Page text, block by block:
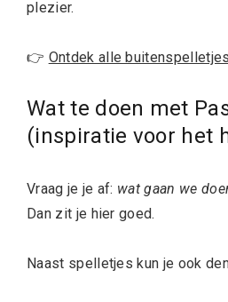
plezier.
👉 Ontdek alle
Wat te doen met
(inspiratie voor het
Vraag je je af: wat gaan we
Dan zit je hier goed.
Naast spelletjes kun je ook